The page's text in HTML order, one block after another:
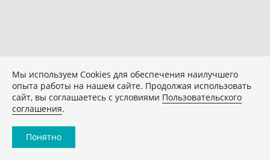
Мы используем Сookies для обеспечения наилучшего
опыта работы на нашем сайте. Продолжая использовать
сайт, вы соглашаетесь с условиями Пользовательского
соглашения.
Понятно